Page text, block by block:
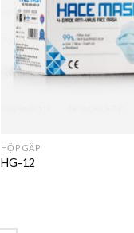
HỘP GẤP
HG-12